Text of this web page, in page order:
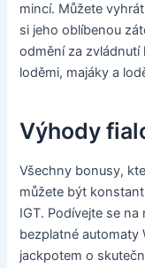
mincí. Můžete
si jeho oblíbenou
odmění za
loděmi, majáky a
Výhody
Všechny bonusy,
můžete být
IGT. Podívejte se
bezplatné automaty
jackpotem o